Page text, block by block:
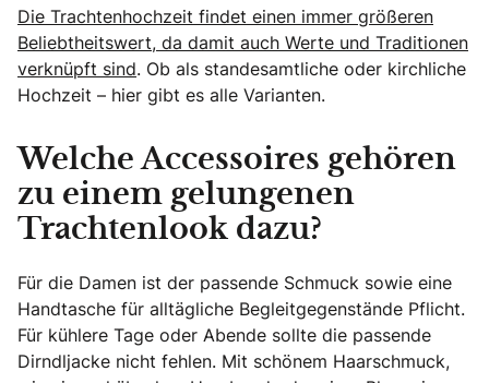
Die Trachtenhochzeit findet einen immer größeren
Beliebtheitswert, da damit auch Werte und Traditionen
verknüpft sind. Ob als standesamtliche oder kirchliche
Hochzeit – hier gibt es alle Varianten.
Welche Accessoires gehören
zu einem gelungenen
Trachtenlook dazu?
Für die Damen ist der passende Schmuck sowie eine
Handtasche für alltägliche Begleitgegenstände Pflicht.
Für kühlere Tage oder Abende sollte die passende
Dirndljacke nicht fehlen. Mit schönem Haarschmuck,